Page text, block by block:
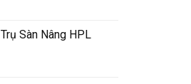
Trụ Sàn Nâng HPL